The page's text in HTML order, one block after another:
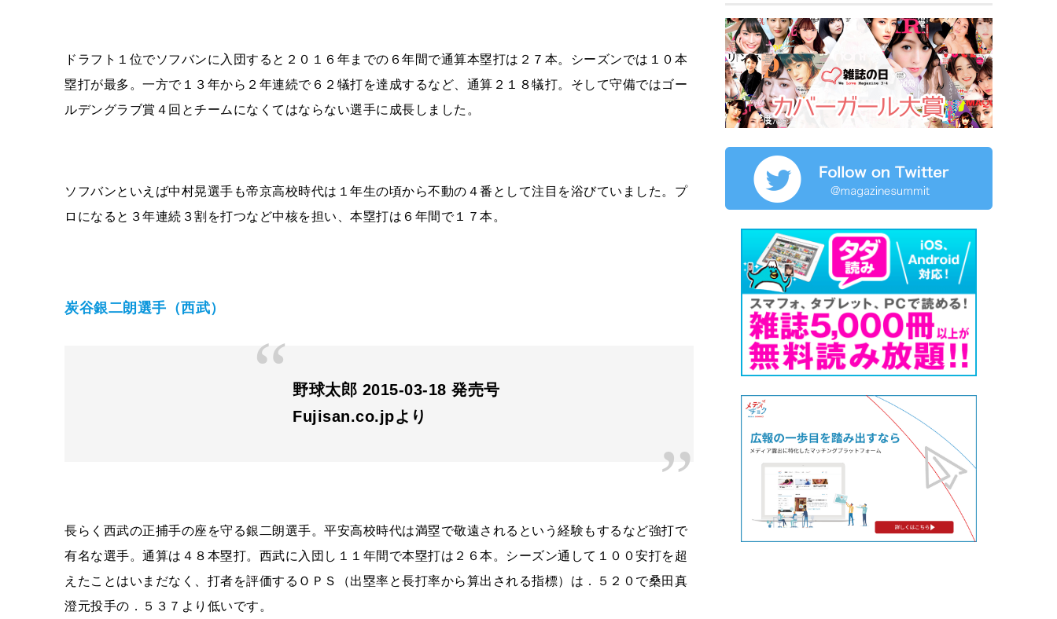
ドラフト１位でソフバンに入団すると２０１６年までの６年間で通算本塁打は２７本。シーズンでは１０本
塁打が最多。一方で１３年から２年連続で６２犠打を達成するなど、通算２１８犠打。そして守備ではゴー
ルデングラブ賞４回とチームになくてはならない選手に成長しました。
ソフバンといえば中村晃選手も帝京高校時代は１年生の頃から不動の４番として注目を浴びていました。プ
ロになると３年連続３割を打つなど中核を担い、本塁打は６年間で１７本。
炭谷銀二朗選手（西武）
野球太郎 2015-03-18 発売号
Fujisan.co.jpより
長らく西武の正捕手の座を守る銀二朗選手。平安高校時代は満塁で敬遠されるという経験もするなど強打で
有名な選手。通算は４８本塁打。西武に入団し１１年間で本塁打は２６本。シーズン通して１００安打を超
えたことはいまだなく、打者を評価するＯＰＳ（出塁率と長打率から算出される指標）は．５２０で桑田真
澄元投手の．５３７より低いです。